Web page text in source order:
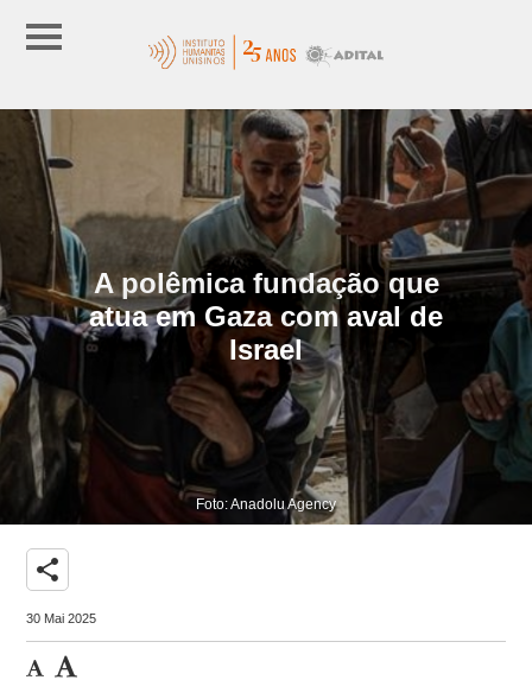
A polêmica fundação que
atua em Gaza com aval de
Israel
Foto: Anadolu Agency
share
30 Mai 2025